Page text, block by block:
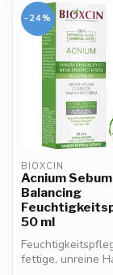
-24%
BIOXCIN
Acnium Sebum
Balancing
50 ml
fettige, unreine